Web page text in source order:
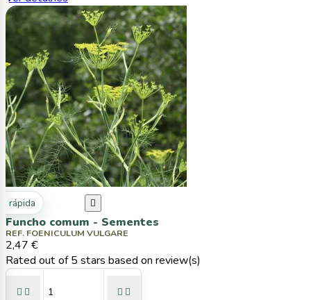
rápida 
Funcho comum - Sementes
REF. FOENICULUM VULGARE
2,47 €
Rated out of 5 stars based on review(s)
   